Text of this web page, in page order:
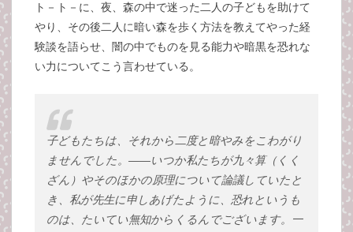
ト－ト－に、夜、森の中で迷った二人の子どもを助けて
やり、その後二人に暗い森を歩く方法を教えてやった経
験談を語らせ、闇の中でものを見る能力や暗黒を恐れな
い力についてこう言わせている。
子どもたちは、それから二度と暗やみをこわがり
ませんでした。――いつか私たちが九々算（くく
ざん）やそのほかの原理について論議していたと
き、私が先生に申しあげたように、恐れというも
のは、たいてい無知からくるんでございます。一